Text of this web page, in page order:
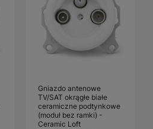
Gniazdo antenowe
TV/SAT okrągłe białe
ceramiczne podtynkowe
(moduł bez ramki) -
Ceramic Loft